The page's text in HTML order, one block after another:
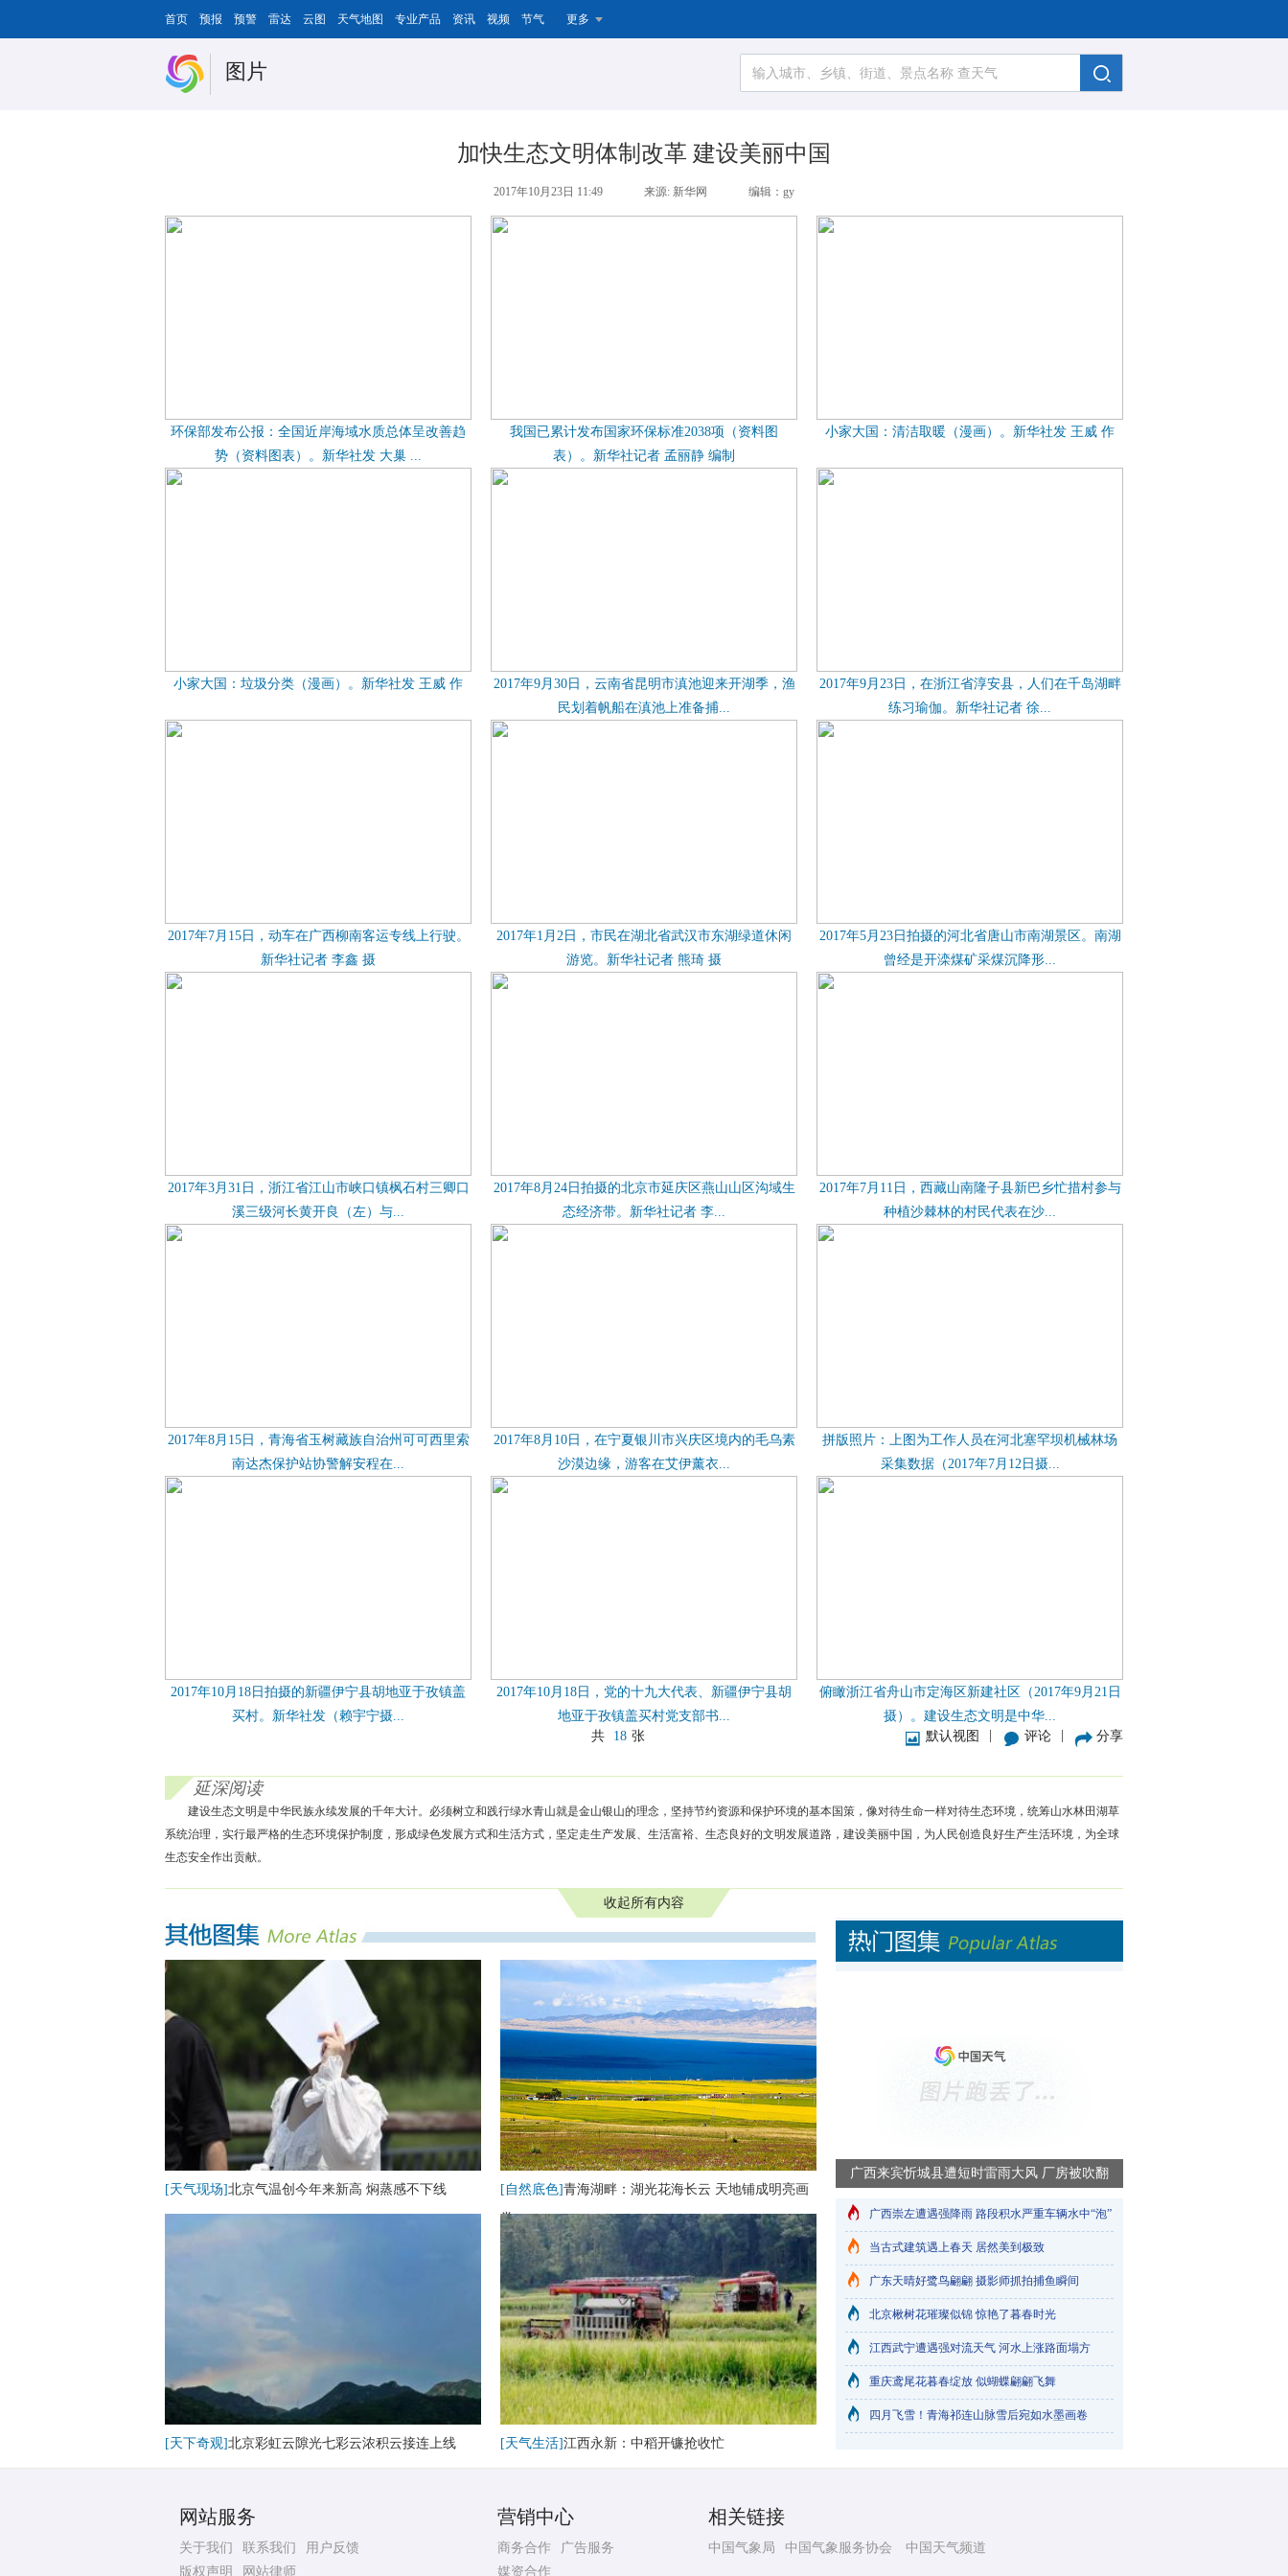
首页 预报 预警 雷达 云图 天气地图 专业产品 资讯 视频 节气 更多
图片
加快生态文明体制改革 建设美丽中国
2017年10月23日 11:49 来源: 新华网 编辑：gy
环保部发布公报：全国近岸海域水质总体呈改善趋
势（资料图表）。新华社发 大巢 ...
我国已累计发布国家环保标准2038项（资料图
表）。新华社记者 孟丽静 编制
小家大国：清洁取暖（漫画）。新华社发 王威 作
小家大国：垃圾分类（漫画）。新华社发 王威 作
2017年9月30日，云南省昆明市滇池迎来开湖季，渔
民划着帆船在滇池上准备捕...
2017年9月23日，在浙江省淳安县，人们在千岛湖畔
练习瑜伽。新华社记者 徐...
2017年7月15日，动车在广西柳南客运专线上行驶。
新华社记者 李鑫 摄
2017年1月2日，市民在湖北省武汉市东湖绿道休闲
游览。新华社记者 熊琦 摄
2017年5月23日拍摄的河北省唐山市南湖景区。南湖
曾经是开滦煤矿采煤沉降形...
2017年3月31日，浙江省江山市峡口镇枫石村三卿口
溪三级河长黄开良（左）与...
2017年8月24日拍摄的北京市延庆区燕山山区沟域生
态经济带。新华社记者 李...
2017年7月11日，西藏山南隆子县新巴乡忙措村参与
种植沙棘林的村民代表在沙...
2017年8月15日，青海省玉树藏族自治州可可西里索
南达杰保护站协警解安程在...
2017年8月10日，在宁夏银川市兴庆区境内的毛乌素
沙漠边缘，游客在艾伊薰衣...
拼版照片：上图为工作人员在河北塞罕坝机械林场
采集数据（2017年7月12日摄...
2017年10月18日拍摄的新疆伊宁县胡地亚于孜镇盖
买村。新华社发（赖宇宁摄...
2017年10月18日，党的十九大代表、新疆伊宁县胡
地亚于孜镇盖买村党支部书...
俯瞰浙江省舟山市定海区新建社区（2017年9月21日
摄）。建设生态文明是中华...
共
18 张 默认视图 评论 分享
延深阅读
建设生态文明是中华民族永续发展的千年大计。必须树立和践行绿水青山就是金山银山的理念，坚持节约资源和保护环境的基本国策，像对待生命一样对待生态环境，统筹山水林田湖草
系统治理，实行最严格的生态环境保护制度，形成绿色发展方式和生活方式，坚定走生产发展、生活富裕、生态良好的文明发展道路，建设美丽中国，为人民创造良好生产生活环境，为全球
生态安全作出贡献。
收起所有内容
[天气现场]北京气温创今年来新高 焖蒸感不下线 [自然底色]青海湖畔：湖光花海长云 天地铺成明亮画
卷
[天下奇观]北京彩虹云隙光七彩云浓积云接连上线 [天气生活]江西永新：中稻开镰抢收忙
广西来宾忻城县遭短时雷雨大风 厂房被吹翻
烟台天气一天三变 降雨冰雹降雪轮番登场
广西崇左遭遇强降雨 路段积水严重车辆水中“泡”​
当古式建筑遇上春天 居然美到极致
广东天晴好鹭鸟翩翩 摄影师抓拍捕鱼瞬间
北京楸树花璀璨似锦 惊艳了暮春时光
江西武宁遭遇强对流天气 河水上涨路面塌方
重庆鸢尾花暮春绽放 似蝴蝶翩翩飞舞
四月飞雪！青海祁连山脉雪后宛如水墨画卷
网站服务
关于我们 联系我们
用户反馈
版权声明
网站律师
营销中心
商务合作
广告服务
媒资合作
相关链接
中国气象局 中国气象服务协会 中国天气频道